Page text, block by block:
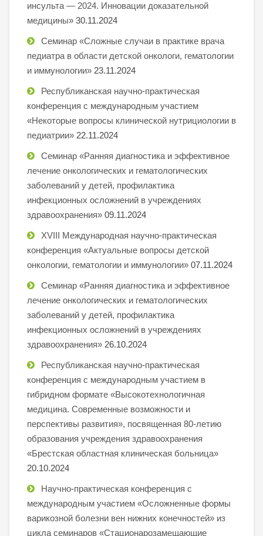
инсульта — 2024. Инновации доказательной
медицины» 30.11.2024
Семинар «Сложные случаи в практике врача
педиатра в области детской онкологи, гематологии
и иммунологии» 23.11.2024
Республиканская научно-практическая
конференция с международным участием
«Некоторые вопросы клинической нутрициологии в
педиатрии» 22.11.2024
Семинар «Ранняя диагностика и эффективное
лечение онкологических и гематологических
заболеваний у детей, профилактика
инфекционных осложнений в учреждениях
здравоохранения» 09.11.2024
XVIII Международная научно-практическая
конференция «Актуальные вопросы детской
онкологии, гематологии и иммунологии» 07.11.2024
Семинар «Ранняя диагностика и эффективное
лечение онкологических и гематологических
заболеваний у детей, профилактика
инфекционных осложнений в учреждениях
здравоохранения» 26.10.2024
Республиканская научно-практическая
конференция с международным участием в
гибридном формате «Высокотехнологичная
медицина. Современные возможности и
перспективы развития», посвященная 80-летию
образования учреждения здравоохранения
«Брестская областная клиническая больница»
20.10.2024
Научно-практическая конференция с
международным участием «Осложненные формы
варикозной болезни вен нижних конечностей» из
цикла семинаров «Стационарозамещающие